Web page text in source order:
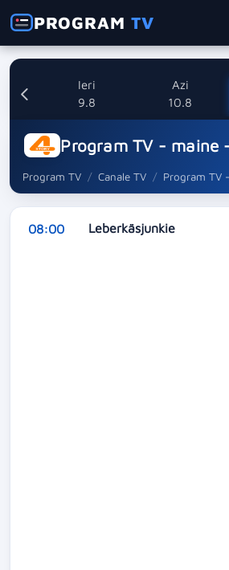
PROGRAMTV
Ieri
9.8
Azi
10.8
Program TV - maine
Program TV Canale TV Program TV
08:00 Leberkäsjunkie